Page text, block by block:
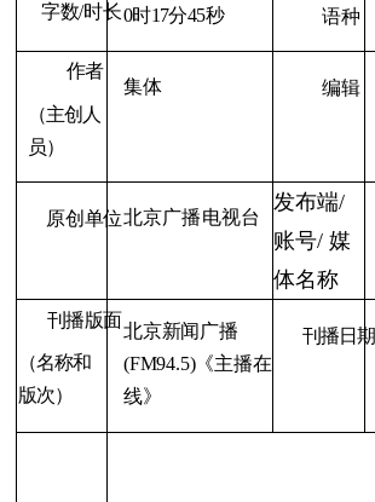
字数/时长0时17分45秒 语种
作者
（主创人
员）
集体 编辑
原创单位北京广播电视台
发布端/
账号/ 媒
体名称
刊播版面
（名称和
版次）
北京新闻广播
(FM94.5)《主播在
线》
刊播日期